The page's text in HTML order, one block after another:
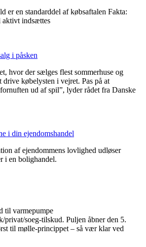
er en standarddel af købsaftalen Fakta:
indsættes
i påsken
hvor der sælges flest sommerhuse og
drive købelysten i vejret. Pas på at
ud af spil”, lyder rådet fra Danske
i din ejendomshandel
af ejendommens lovlighed udløser
i en bolighandel.
til varmepumpe
privat/soeg-tilskud. Puljen åbner den 5.
til mølle-princippet – så vær klar ved